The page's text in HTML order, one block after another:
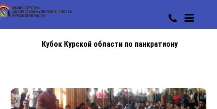
Кубок Курской области по панкратиону